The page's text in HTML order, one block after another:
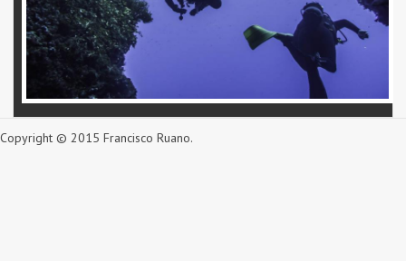
Copyright © 2015 Francisco Ruano.